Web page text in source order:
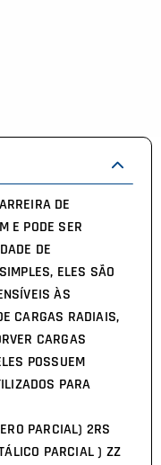
DE
E PODE SER
DE
ELES SÃO
ÀS
CARGAS RADIAIS,
CARGAS
POSSUEM
PARA
PARCIAL) 2RS
PARCIAL ) ZZ